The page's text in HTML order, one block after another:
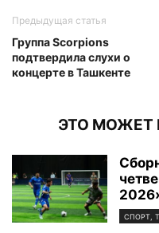
Предыдущая статья
Группа Scorpions
подтвердила слухи о
концерте в Ташкенте
ЭТО МОЖЕТ
СПОРТ,